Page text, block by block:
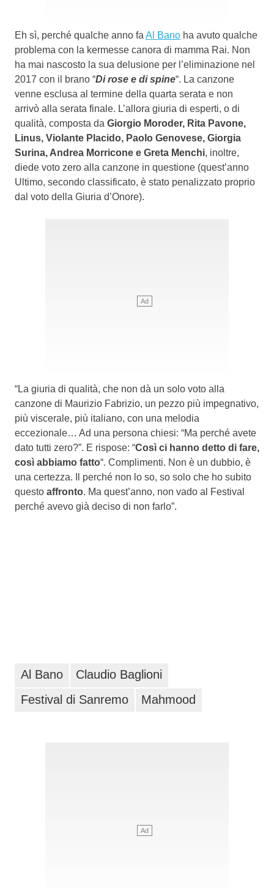
Eh sì, perché qualche anno fa Al Bano ha avuto qualche
problema con la kermesse canora di mamma Rai. Non
ha mai nascosto la sua delusione per l’eliminazione nel
2017 con il brano “Di rose e di spine“. La canzone
venne esclusa al termine della quarta serata e non
arrivò alla serata finale. L’allora giuria di esperti, o di
qualità, composta da Giorgio Moroder, Rita Pavone,
Linus, Violante Placido, Paolo Genovese, Giorgia
Surina, Andrea Morricone e Greta Menchi, inoltre,
diede voto zero alla canzone in questione (quest’anno
Ultimo, secondo classificato, è stato penalizzato proprio
dal voto della Giuria d’Onore).
“La giuria di qualità, che non dà un solo voto alla
canzone di Maurizio Fabrizio, un pezzo più impegnativo,
più viscerale, più italiano, con una melodia
eccezionale… Ad una persona chiesi: “Ma perché avete
dato tutti zero?”. E rispose: “Così ci hanno detto di fare,
così abbiamo fatto“. Complimenti. Non è un dubbio, è
una certezza. Il perché non lo so, so solo che ho subito
questo affronto. Ma quest’anno, non vado al Festival
perché avevo già deciso di non farlo”.
Al Bano
Claudio Baglioni
Festival di Sanremo
Mahmood